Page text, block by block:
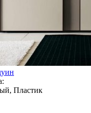
Пластик